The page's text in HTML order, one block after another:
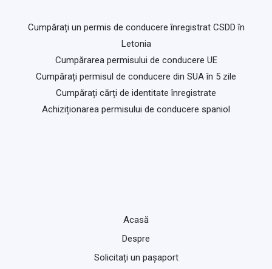
Cumpărați un permis de conducere înregistrat CSDD în
Letonia
Cumpărarea permisului de conducere UE
Cumpărați permisul de conducere din SUA în 5 zile
Cumpărați cărți de identitate înregistrate
Achiziționarea permisului de conducere spaniol
Acasă
Despre
Solicitați un pașaport